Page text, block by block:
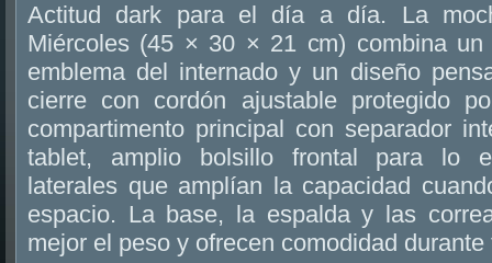
Actitud dark para el día a día. La
Miércoles (45 × 30 × 21 cm) combina
emblema del internado y un diseño
cierre con cordón ajustable protegido
compartimento principal con separador
tablet, amplio bolsillo frontal para lo
laterales que amplían la capacidad
espacio. La base, la espalda y las
mejor el peso y ofrecen comodidad